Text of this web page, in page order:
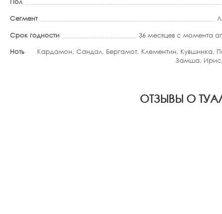
Пол
Сегмент
Срок годности
36 месяцев с момента
Ноты
Кардамон, Сандал, Бергамот, Клементин, Кувшинка,
Замша,
ОТЗЫВЫ О